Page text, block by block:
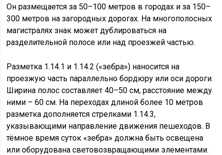
Он размещается за 50–100 метров в городах и за 150–
300 метров на загородных дорогах. На многополосных
магистралях знак может дублироваться на
разделительной полосе или над проезжей частью.
Разметка 1.14.1 и 1.14.2 («зебра») наносится на
проезжую часть параллельно бордюру или оси дороги.
Ширина полос составляет 40–50 см, расстояние между
ними – 60 см. На переходах длиной более 10 метров
разметка дополняется стрелками 1.14.3,
указывающими направление движения пешеходов. В
тёмное время суток «зебра» должна быть освещена
или оборудована световозвращающими элементами.